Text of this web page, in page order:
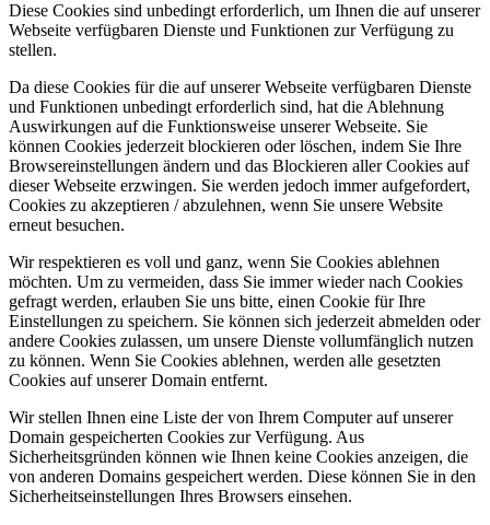
Diese Cookies sind unbedingt erforderlich, um Ihnen die auf unserer
Webseite verfügbaren Dienste und Funktionen zur Verfügung zu
stellen.
Da diese Cookies für die auf unserer Webseite verfügbaren Dienste
und Funktionen unbedingt erforderlich sind, hat die Ablehnung
Auswirkungen auf die Funktionsweise unserer Webseite. Sie
können Cookies jederzeit blockieren oder löschen, indem Sie Ihre
Browsereinstellungen ändern und das Blockieren aller Cookies auf
dieser Webseite erzwingen. Sie werden jedoch immer aufgefordert,
Cookies zu akzeptieren / abzulehnen, wenn Sie unsere Website
erneut besuchen.
Wir respektieren es voll und ganz, wenn Sie Cookies ablehnen
möchten. Um zu vermeiden, dass Sie immer wieder nach Cookies
gefragt werden, erlauben Sie uns bitte, einen Cookie für Ihre
Einstellungen zu speichern. Sie können sich jederzeit abmelden oder
andere Cookies zulassen, um unsere Dienste vollumfänglich nutzen
zu können. Wenn Sie Cookies ablehnen, werden alle gesetzten
Cookies auf unserer Domain entfernt.
Wir stellen Ihnen eine Liste der von Ihrem Computer auf unserer
Domain gespeicherten Cookies zur Verfügung. Aus
Sicherheitsgründen können wie Ihnen keine Cookies anzeigen, die
von anderen Domains gespeichert werden. Diese können Sie in den
Sicherheitseinstellungen Ihres Browsers einsehen.